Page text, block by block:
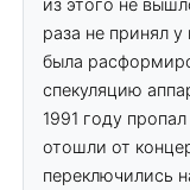
из этого не
раза не принял
была
спекуляцию
1991 году
отошли от
переключились